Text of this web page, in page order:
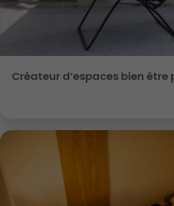
Créateur d’espaces bien être